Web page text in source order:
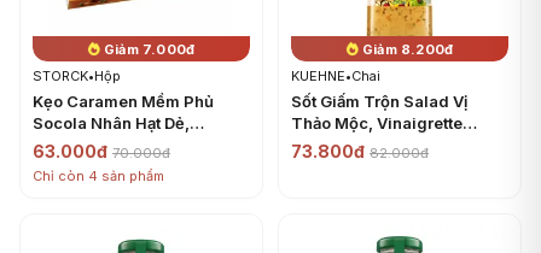
Giảm 7.000đ
STORCK•Hộp
Kẹo Caramen Mềm Phủ
Socola Nhân Hạt Dẻ,
Toffifee, Caramel Hazelnut
Chocolate Candy (125g) -
63.000đ 70.000đ
Chỉ còn 4 sản phẩm
Giảm 8.200đ
KUEHNE•Chai
Sốt Giấm Trộn Salad Vị
Thảo Mộc, Vinaigrette
Dressing with Zesty Herbs
73.800đ 82.000đ